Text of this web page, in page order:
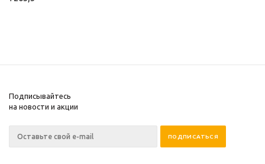
Подписывайтесь
на новости и акции